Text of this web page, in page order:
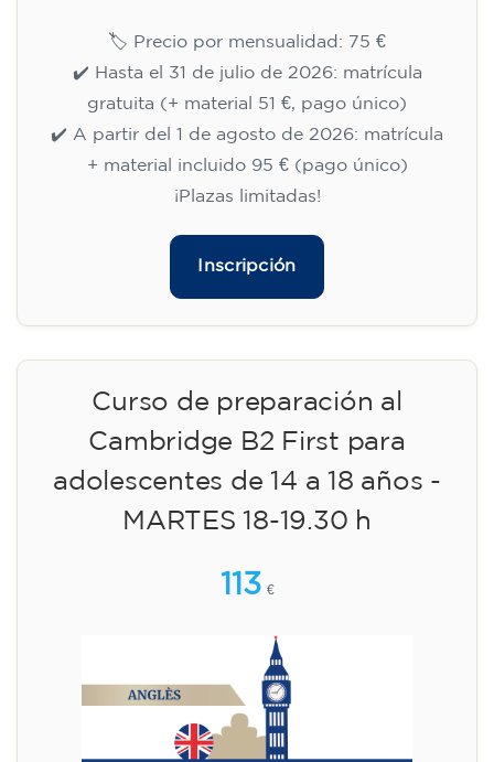
🏷️ Precio por mensualidad: 75 €
✔️ Hasta el 31 de julio de 2026: matrícula
gratuita (+ material 51 €, pago único)
✔️ A partir del 1 de agosto de 2026: matrícula
+ material incluido 95 € (pago único)
¡Plazas limitadas!
Inscripción
Curso de preparación al
Cambridge B2 First para
adolescentes de 14 a 18 años -
MARTES 18-19.30 h
113 €